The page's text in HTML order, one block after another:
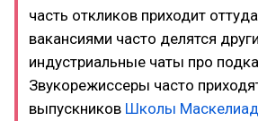
часть откликов приходит
вакансиями часто делятся
индустриальные чаты про
Звукорежиссеры часто
выпускников Школы